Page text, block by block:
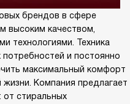
брендов в сфере
высоким качеством,
технологиями. Техника
и постоянно
максимальный комфорт
Компания предлагает
от стиральных